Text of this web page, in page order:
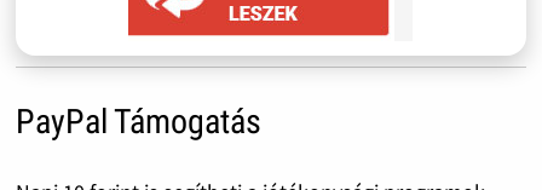
PayPal Támogatás